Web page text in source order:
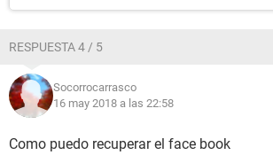
RESPUESTA 4 / 5
Socorrocarrasco
16 may 2018 a las 22:58
Como puedo recuperar el face book